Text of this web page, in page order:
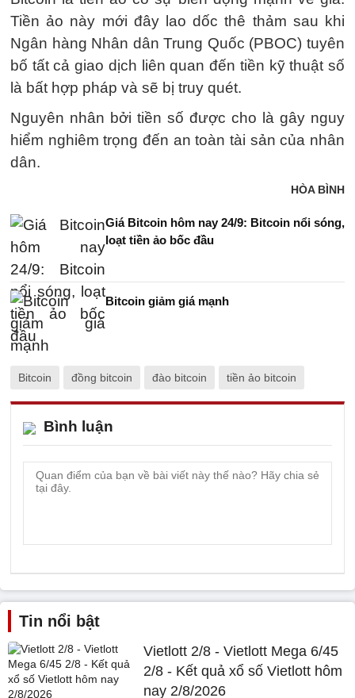
Tiền ảo này mới đây lao dốc thê thảm sau khi
Ngân hàng Nhân dân Trung Quốc (PBOC) tuyên
bố tất cả giao dịch liên quan đến tiền kỹ thuật số
là bất hợp pháp và sẽ bị truy quét.
Nguyên nhân bởi tiền số được cho là gây nguy
hiểm nghiêm trọng đến an toàn tài sản của nhân
dân.
HÒA BÌNH
Giá Bitcoin hôm nay 24/9: Bitcoin nổi sóng,
loạt tiền ảo bốc đầu
Bitcoin giảm giá mạnh
Bitcoin đồng bitcoin đào bitcoin tiền ảo bitcoin
Bình luận
Tin nổi bật
Vietlott 2/8 - Vietlott Mega 6/45
2/8 - Kết quả xổ số Vietlott hôm
nay 2/8/2026